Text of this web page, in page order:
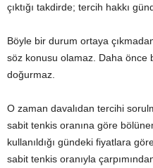
çıktığı takdirde; tercih hakkı
Böyle bir durum ortaya
söz konusu olamaz. Daha önce
doğurmaz.
O zaman davalıdan tercihi
sabit tenkis oranına göre
kullanıldığı gündeki fiyatlara
sabit tenkis oranıyla